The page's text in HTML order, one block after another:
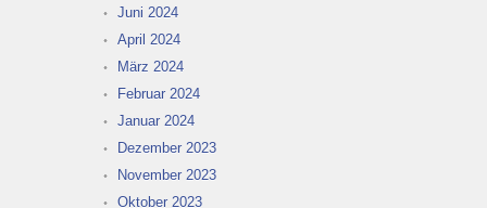
Juni 2024
April 2024
März 2024
Februar 2024
Januar 2024
Dezember 2023
November 2023
Oktober 2023